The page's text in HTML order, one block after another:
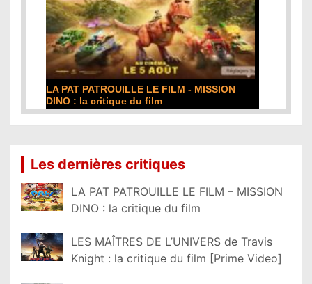
DE LA COMÉDIE-FRANÇAISE : la critique du
film
Les dernières critiques
LA PAT PATROUILLE LE FILM – MISSION
DINO : la critique du film
LES MAÎTRES DE L’UNIVERS de Travis
Knight : la critique du film [Prime Video]